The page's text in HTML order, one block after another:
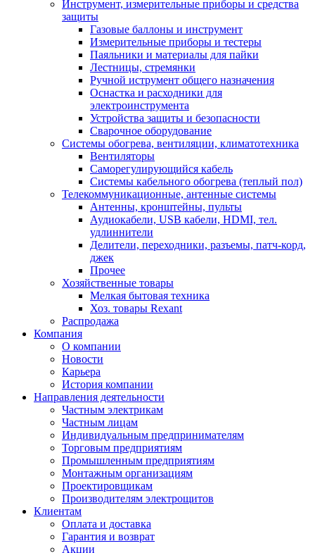
Инструмент, измерительные приборы и средства
защиты
Газовые баллоны и инструмент
Измерительные приборы и тестеры
Паяльники и материалы для пайки
Лестницы, стремянки
Ручной иструмент общего назначения
Оснастка и расходники для
электроинструмента
Устройства защиты и безопасности
Сварочное оборудование
Системы обогрева, вентиляции, климатотехника
Вентиляторы
Саморегулирующийся кабель
Системы кабельного обогрева (теплый пол)
Телекоммуникационные, антенные системы
Антенны, кронштейны, пульты
Аудиокабели, USB кабели, HDMI, тел.
удлиннители
Делители, переходники, разъемы, патч-корд,
джек
Прочее
Хозяйственные товары
Мелкая бытовая техника
Хоз. товары Rexant
Распродажа
Компания
О компании
Новости
Карьера
История компании
Направления деятельности
Частным электрикам
Частным лицам
Индивидуальным предпринимателям
Торговым предприятиям
Промышленным предприятиям
Монтажным организациям
Проектировщикам
Производителям электрощитов
Клиентам
Оплата и доставка
Гарантия и возврат
Акции